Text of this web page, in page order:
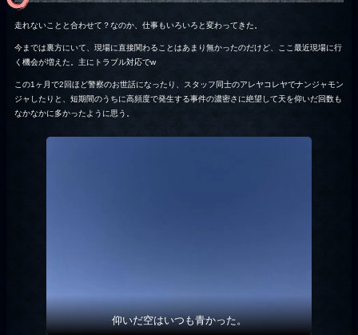
走れないことと合わせて？なのか、仕事もいろいろと変わってきた。
今までは裏方にいて、現場に直接関わることはあまり無かったのだけど、ここ最近現場に行
く機会が増えた。主にトラブル対応でw
この1ヶ月で2回ほど警察のお世話になったり、スタッフ同士のアレヤコレヤでナンジャモン
ジャしたりと、短期間のうちに高頻度で発生する事件の濃密さに絶望して天を仰いだ回数も
なかなかに多かったように思う。
仰いだ空はいつも青かった。